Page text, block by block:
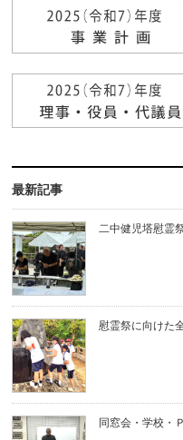
最新記事
二中健児塔慰霊
慰霊祭に向けた
同窓会・学校・